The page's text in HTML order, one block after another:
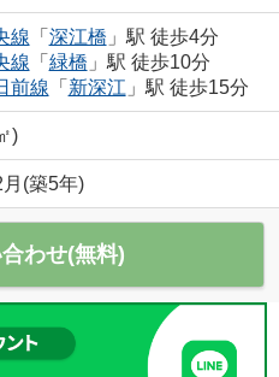
線 「 深江橋 」駅 徒歩4分
線 「 緑橋 」駅 徒歩10分
前線 「 新深江 」駅 徒歩15分
)
(築5年)
わせ(無料)